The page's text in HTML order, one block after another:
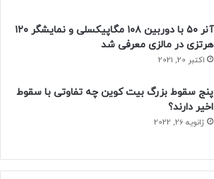
آنر ۵۰ با دوربین ۱۰۸ مگاپیکسلی و نمایشگر ۱۲۰
هرتزی در مالزی معرفی شد
اکتبر 20, 2021
پنج سقوط بزرگ بیت کوین چه تفاوتی با سقوط
اخیر دارند؟
ژانویه 26, 2022